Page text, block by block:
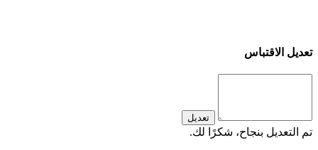
تعديل الاقتباس
تعديل
تم التعديل بنجاح، شكرًا لك.